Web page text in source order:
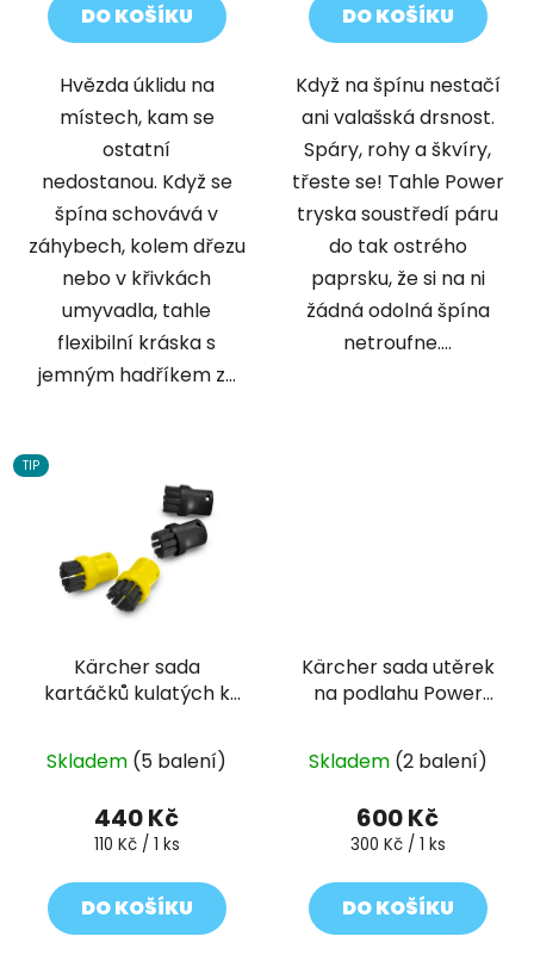
DO KOŠÍKU
Hvězda úklidu na
místech, kam se
ostatní
nedostanou. Když se
špína schovává v
záhybech, kolem dřezu
nebo v křivkách
umyvadla, tahle
flexibilní kráska s
jemným hadříkem z...
DO KOŠÍKU
Když na špínu nestačí
ani valašská drsnost.
Spáry, rohy a škvíry,
třeste se! Tahle Power
tryska soustředí páru
do tak ostrého
paprsku, že si na ni
žádná odolná špína
netroufne....
TIP
Kärcher sada
kartáčků kulatých k
Skladem (5 balení)
440 Kč
Měrná
110 Kč / 1 ks
DO KOŠÍKU
Kärcher sada utěrek
na podlahu Power
Skladem (2 balení)
600 Kč
Měrná
300 Kč / 1 ks
DO KOŠÍKU